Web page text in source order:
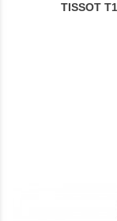
TISSOT